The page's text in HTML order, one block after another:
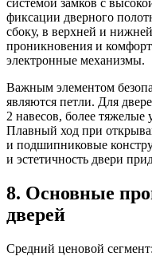
системой замков с
фиксации дверного
сбоку, в верхней и
проникновения и
электронные механизмы.
Важным элементом
являются петли. Для
2 навесов, более тяжелые
Плавный ход при
и подшипниковые
и эстетичность двери
8. Основные
дверей
Средний ценовой сегмент: